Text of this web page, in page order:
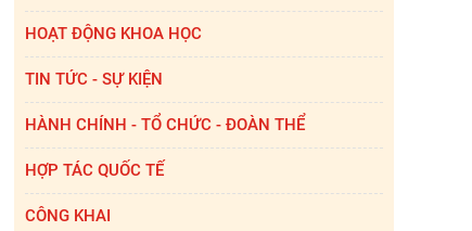
HOẠT ĐỘNG KHOA HỌC
TIN TỨC - SỰ KIỆN
HÀNH CHÍNH - TỔ CHỨC - ĐOÀN THỂ
HỢP TÁC QUỐC TẾ
CÔNG KHAI